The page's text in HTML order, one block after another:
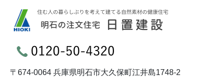
〒674-0064 兵庫県明石市大久保町江井島1748-2